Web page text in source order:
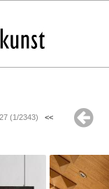
(1/2343) <<